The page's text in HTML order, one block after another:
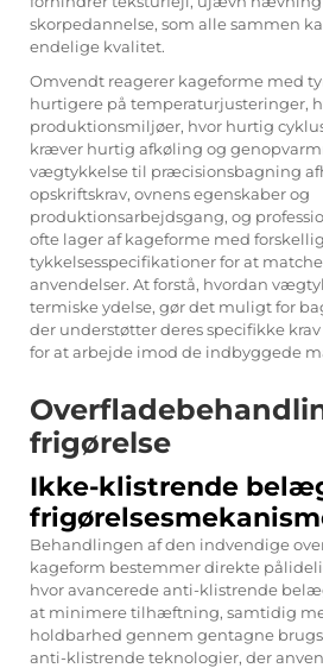
skorpedannelse, som alle sammen
endelige kvalitet.
Omvendt reagerer kageforme med
hurtigere på temperaturjusteringer,
produktionsmiljøer, hvor hurtig
kræver hurtig afkøling og
vægtykkelse til præcisionsbagning
opskriftskrav, ovnens egenskaber og
produktionsarbejdsgang, og
ofte lager af kageforme med
tykkelsesspecifikationer for at
anvendelser. At forstå, hvordan
termiske ydelse, gør det muligt for
der understøtter deres specifikke
for at arbejde imod de indbyggede
frigørelse
Ikke-klistrende
Behandlingen af den indvendige
kageform bestemmer direkte
hvor avancerede anti-klistrende
at minimere tilhæftning, samtidig
holdbarhed gennem gentagne
anti-klistrende teknologier, der